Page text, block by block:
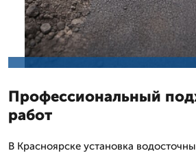
Профессиональный
работ
В Красноярске установка